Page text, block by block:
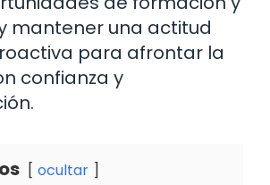
mantener una actitud
para afrontar la
confianza y
ocultar